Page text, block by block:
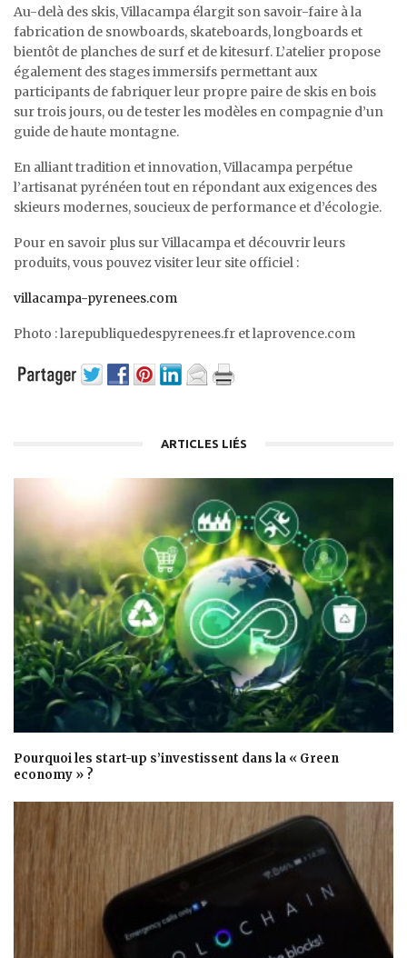
Au-delà des skis, Villacampa élargit son savoir-faire à la
fabrication de snowboards, skateboards, longboards et
bientôt de planches de surf et de kitesurf. L’atelier propose
également des stages immersifs permettant aux
participants de fabriquer leur propre paire de skis en bois
sur trois jours, ou de tester les modèles en compagnie d’un
guide de haute montagne.
En alliant tradition et innovation, Villacampa perpétue
l’artisanat pyrénéen tout en répondant aux exigences des
skieurs modernes, soucieux de performance et d’écologie.
Pour en savoir plus sur Villacampa et découvrir leurs
produits, vous pouvez visiter leur site officiel :
villacampa-pyrenees.com
Photo : larepubliquedespyrenees.fr et laprovence.com
ARTICLES LIÉS
Pourquoi les start-up s’investissent dans la « Green
economy » ?